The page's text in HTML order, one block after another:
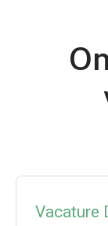
Vacature